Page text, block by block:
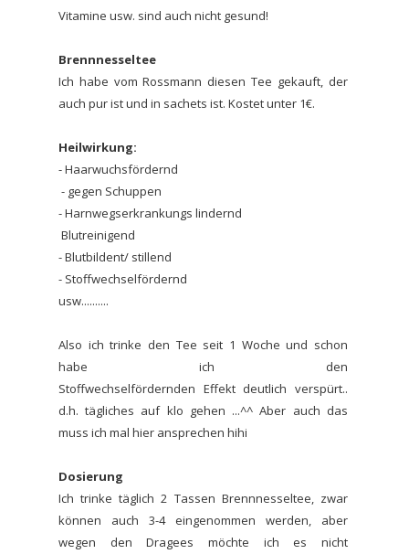
Vitamine usw. sind auch nicht gesund!
Brennnesseltee
Ich habe vom Rossmann diesen Tee gekauft, der
auch pur ist und in sachets ist. Kostet unter 1€.
Heilwirkung:
- Haarwuchsfördernd
- gegen Schuppen
- Harnwegserkrankungs lindernd
Blutreinigend
- Blutbildent/ stillend
- Stoffwechselfördernd
usw..........
Also ich trinke den Tee seit 1 Woche und schon
habe ich den
Stoffwechselfördernden Effekt deutlich verspürt..
d.h. tägliches auf klo gehen ...^^ Aber auch das
muss ich mal hier ansprechen hihi
Dosierung
Ich trinke täglich 2 Tassen Brennnesseltee, zwar
können auch 3-4 eingenommen werden, aber
wegen den Dragees möchte ich es nicht